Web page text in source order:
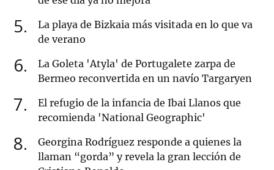
5
La playa de Bizkaia más visitada en lo que va
de verano
6
La Goleta 'Atyla' de Portugalete zarpa de
Bermeo reconvertida en un navío Targaryen
7
El refugio de la infancia de Ibai Llanos que
recomienda 'National Geographic'
8
Georgina Rodríguez responde a quienes la
llaman “gorda” y revela la gran lección de